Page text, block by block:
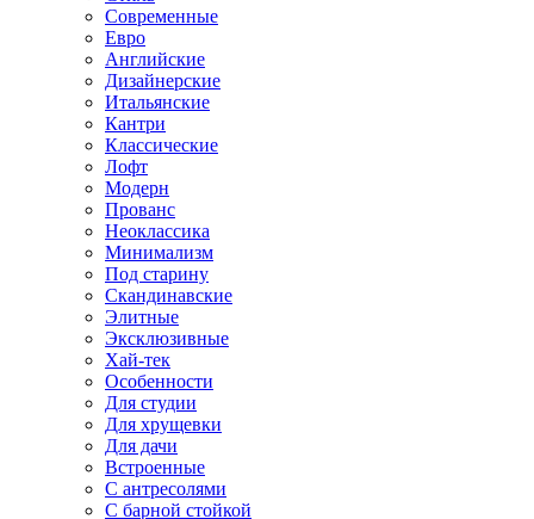
Современные
Евро
Английские
Дизайнерские
Итальянские
Кантри
Классические
Лофт
Модерн
Прованс
Неоклассика
Минимализм
Под старину
Скандинавские
Элитные
Эксклюзивные
Хай-тек
Особенности
Для студии
Для хрущевки
Для дачи
Встроенные
С антресолями
С барной стойкой